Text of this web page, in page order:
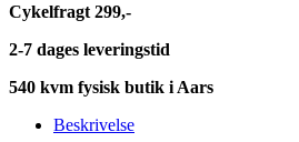
Cykelfragt 299,-
2-7 dages leveringstid
540 kvm fysisk butik i Aars
Beskrivelse